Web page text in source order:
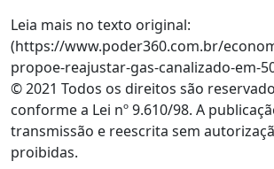
Leia mais no texto original:
(https://www.poder360.com.br/
propoe-reajustar-gas-canalizado-em-
© 2021 Todos os direitos são
conforme a Lei nº 9.610/98. A
transmissão e reescrita sem
proibidas.